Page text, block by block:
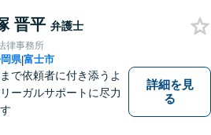
晋平 弁護士
律事務所
県|富士市
で依頼者に付き添うよ
ーガルサポートに尽力
詳細を見
る